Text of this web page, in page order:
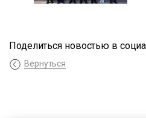
Поделиться новостью в
Вернуться